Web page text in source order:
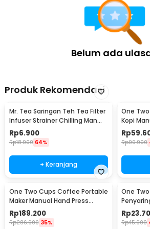
Belum ada
Produk Rekomendasi
Mr. Tea Saringan Teh Tea Filter
Infuser Strainer Chilling Man
Silicon - MR03
Rp6.900
Rp18.900 64%
+ Keranjang
One
Kopi
Portable
Rp
Rp99.900
One Two Cups Coffee Portable
Maker Manual Hand Press
Espresso 300ml - T35066
Rp189.200
Rp286.900 35%
One
Paper
Rp
Rp45.900